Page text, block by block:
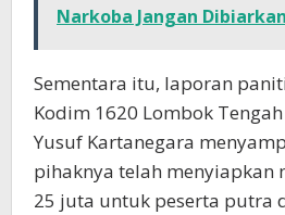
Narkoba Jangan
Sementara itu, laporan
Kodim 1620 Lombok
Yusuf Kartanegara
pihaknya telah menyiapkan
25 juta untuk peserta putra